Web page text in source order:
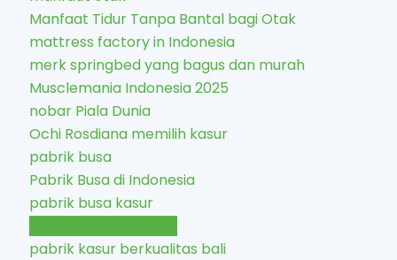
Manfaat Tidur Tanpa Bantal bagi Otak
mattress factory in Indonesia
merk springbed yang bagus dan murah
Musclemania Indonesia 2025
nobar Piala Dunia
Ochi Rosdiana memilih kasur
pabrik busa
Pabrik Busa di Indonesia
pabrik busa kasur
pabrik kasur berkualitas bali